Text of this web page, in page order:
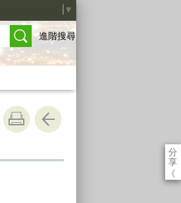
▼
進階搜尋
分
享
《